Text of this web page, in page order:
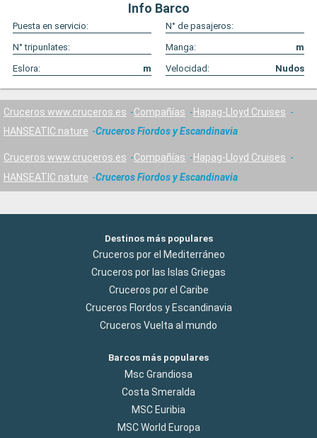
Info Barco
Puesta en servicio:
N° de pasajeros:
N° tripunlates:
Manga:
m
Eslora:
m Velocidad: Nudos
Cruceros www.cruceros.es Compañías
Hapag-Lloyd Cruises
HANSEATIC nature
Cruceros Fiordos y Escandinavia
Cruceros www.cruceros.es Compañías
Hapag-Lloyd Cruises
HANSEATIC nature
Cruceros Fiordos y Escandinavia
Destinos más populares
Cruceros por el Mediterráneo
Cruceros por las Islas Griegas
Cruceros por el Caribe
Cruceros Flordos y Escandinavia
Cruceros Vuelta al mundo
Barcos más populares
Msc Grandiosa
Costa Smeralda
MSC Euribia
MSC World Europa